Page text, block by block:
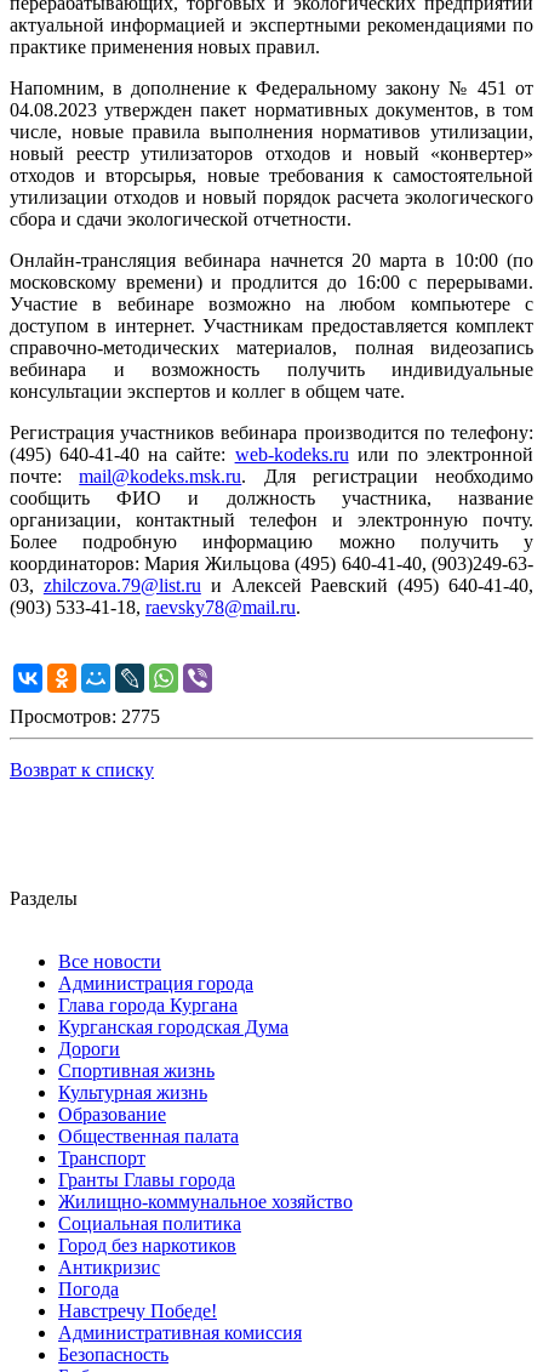
актуальной информацией и экспертными рекомендациями по
практике применения новых правил.
Напомним, в дополнение к Федеральному закону № 451 от
04.08.2023 утвержден пакет нормативных документов, в том
числе, новые правила выполнения нормативов утилизации,
новый реестр утилизаторов отходов и новый «конвертер»
отходов и вторсырья, новые требования к самостоятельной
утилизации отходов и новый порядок расчета экологического
сбора и сдачи экологической отчетности.
Онлайн-трансляция вебинара начнется 20 марта в 10:00 (по
московскому времени) и продлится до 16:00 с перерывами.
Участие в вебинаре возможно на любом компьютере с
доступом в интернет. Участникам предоставляется комплект
справочно-методических материалов, полная видеозапись
вебинара и возможность получить индивидуальные
консультации экспертов и коллег в общем чате.
Регистрация участников вебинара производится по телефону:
(495) 640-41-40 на сайте: web-kodeks.ruили по электронной
почте:mail@kodeks.msk.ru. Для регистрации необходимо
сообщить ФИО и должность участника, название
организации, контактный телефон и электронную почту.
Более подробную информацию можно получить у
координаторов: Мария Жильцова (495) 640-41-40, (903)249-63-
03, zhilczova.79@list.ruи Алексей Раевский (495) 640-41-40,
(903) 533-41-18, raevsky78@mail.ru.
Просмотров: 2775
Возврат к списку
Разделы
Все новости
Администрация города
Глава города Кургана
Курганская городская Дума
Дороги
Спортивная жизнь
Культурная жизнь
Образование
Общественная палата
Транспорт
Гранты Главы города
Жилищно-коммунальное хозяйство
Социальная политика
Город без наркотиков
Антикризис
Погода
Навстречу Победе!
Административная комиссия
Безопасность